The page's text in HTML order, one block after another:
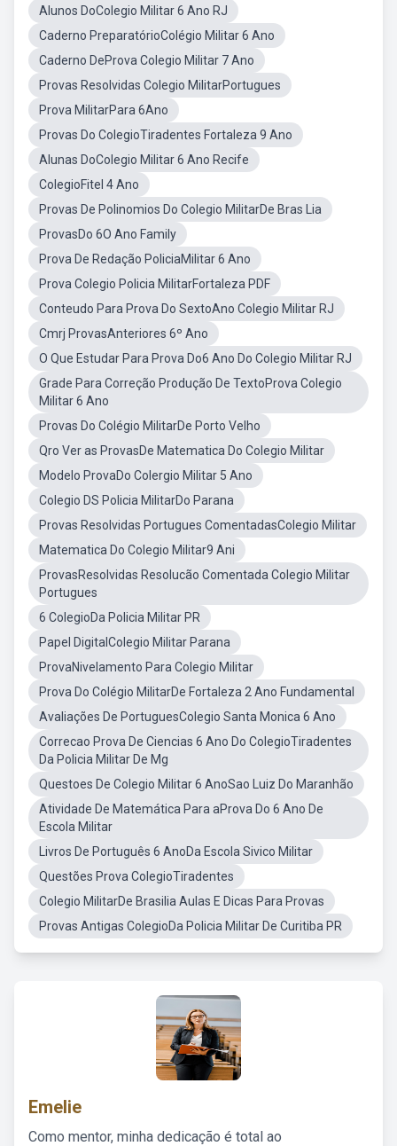
Alunos DoColegio Militar 6 Ano RJ
Caderno PreparatórioColégio Militar 6 Ano
Caderno DeProva Colegio Militar 7 Ano
Provas Resolvidas Colegio MilitarPortugues
Prova MilitarPara 6Ano
Provas Do ColegioTiradentes Fortaleza 9 Ano
Alunas DoColegio Militar 6 Ano Recife
ColegioFitel 4 Ano
Provas De Polinomios Do Colegio MilitarDe Bras Lia
ProvasDo 6O Ano Family
Prova De Redação PoliciaMilitar 6 Ano
Prova Colegio Policia MilitarFortaleza PDF
Conteudo Para Prova Do SextoAno Colegio Militar RJ
Cmrj ProvasAnteriores 6º Ano
O Que Estudar Para Prova Do6 Ano Do Colegio Militar RJ
Grade Para Correção Produção De TextoProva Colegio
Militar 6 Ano
Provas Do Colégio MilitarDe Porto Velho
Qro Ver as ProvasDe Matematica Do Colegio Militar
Modelo ProvaDo Colergio Militar 5 Ano
Colegio DS Policia MilitarDo Parana
Provas Resolvidas Portugues ComentadasColegio Militar
Matematica Do Colegio Militar9 Ani
ProvasResolvidas Resolucão Comentada Colegio Militar
Portugues
6 ColegioDa Policia Militar PR
Papel DigitalColegio Militar Parana
ProvaNivelamento Para Colegio Militar
Prova Do Colégio MilitarDe Fortaleza 2 Ano Fundamental
Avaliações De PortuguesColegio Santa Monica 6 Ano
Correcao Prova De Ciencias 6 Ano Do ColegioTiradentes
Da Policia Militar De Mg
Questoes De Colegio Militar 6 AnoSao Luiz Do Maranhão
Atividade De Matemática Para aProva Do 6 Ano De
Escola Militar
Livros De Português 6 AnoDa Escola Sivico Militar
Questões Prova ColegioTiradentes
Colegio MilitarDe Brasilia Aulas E Dicas Para Provas
Provas Antigas ColegioDa Policia Militar De Curitiba PR
Emelie
Como mentor, minha dedicação é total ao